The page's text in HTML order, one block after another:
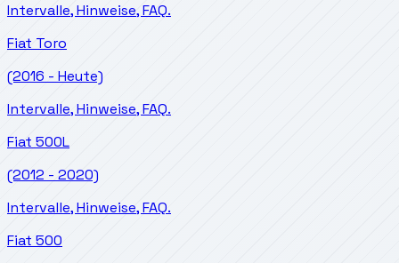
Intervalle, Hinweise, FAQ.
Fiat Toro
(2016 - Heute)
Intervalle, Hinweise, FAQ.
Fiat 500L
(2012 - 2020)
Intervalle, Hinweise, FAQ.
Fiat 500